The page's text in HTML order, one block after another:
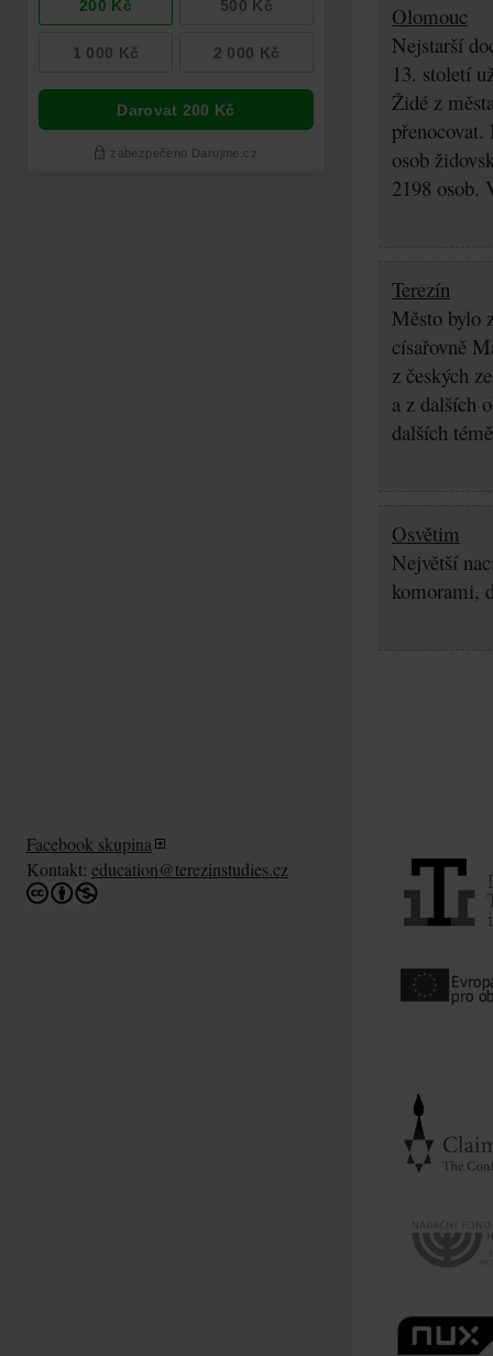
Olomouc
Nejstarší
13. století
Židé z
osob
2198 osob.
Terezín
Město bylo
císařovně
z českých
a z dalších
dalších
Osvětim
Největší
komorami,
Facebook skupina
Kontakt: education@terezinstudies.cz